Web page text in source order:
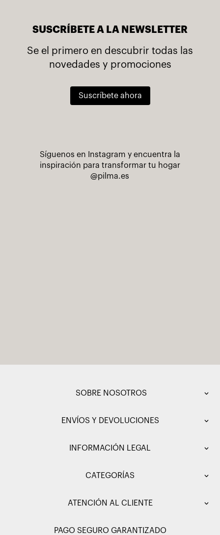
SUSCRÍBETE A LA NEWSLETTER
Se el primero en descubrir todas las
novedades y promociones
Suscríbete ahora
Síguenos en Instagram y encuentra la
inspiración para transformar tu hogar
@pilma.es
SOBRE NOSOTROS
ENVÍOS Y DEVOLUCIONES
INFORMACIÓN LEGAL
CATEGORÍAS
ATENCIÓN AL CLIENTE
PAGO SEGURO GARANTIZADO